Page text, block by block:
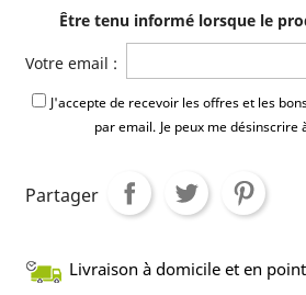
Être tenu informé lorsque le
Votre email :
J'accepte de recevoir les offres et les
par email. Je peux me désinscrire
Partager
Livraison à domicile et en